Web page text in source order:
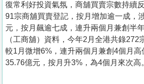
復常利好投資氣氛，商舖買賣宗數持續
91宗商舖買賣登記，按月增加逾一成，
元，按月飆逾七成，連升兩個月兼創半
（工商舖）資料，今年2月全港共錄272
較1月微增6%，連升兩個月兼創4個月
35.76億元，按月升3%，為4個月來次高